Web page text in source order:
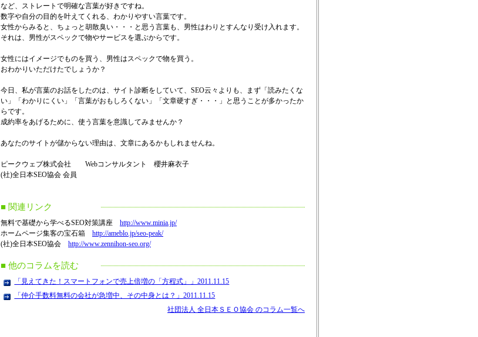
など、ストレートで明確な言葉が好きですね。
数字や自分の目的を叶えてくれる、わかりやすい言葉です。
女性からみると、ちょっと胡散臭い・・・と思う言葉も、男性はわりとすんなり受け入れます。
それは、男性がスペックで物やサービスを選ぶからです。
女性にはイメージでものを買う、男性はスペックで物を買う。
おわかりいただけたでしょうか？
今日、私が言葉のお話をしたのは、サイト診断をしていて、SEO云々よりも、まず「読みたくな
い」「わかりにくい」「言葉がおもしろくない」「文章硬すぎ・・・」と思うことが多かったか
らです。
成約率をあげるために、使う言葉を意識してみませんか？
あなたのサイトが儲からない理由は、文章にあるかもしれませんね。
ピークウェブ株式会社 Webコンサルタント 櫻井麻衣子
(社)全日本SEO協会 会員
■ 関連リンク
無料で基礎から学べるSEO対策講座 http://www.minia.jp/
ホームページ集客の宝石箱 http://ameblo.jp/seo-peak/
(社)全日本SEO協会 http://www.zennihon-seo.org/
■ 他のコラムを読む
「見えてきた！スマートフォンで売上倍増の「方程式」」2011.11.15
「仲介手数料無料の会社が急増中、その中身とは？」2011.11.15
社団法人 全日本ＳＥＯ協会 のコラム一覧へ